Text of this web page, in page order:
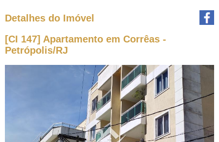
Detalhes do Imóvel
[CI 147] Apartamento em Corrêas -
Petrópolis/RJ